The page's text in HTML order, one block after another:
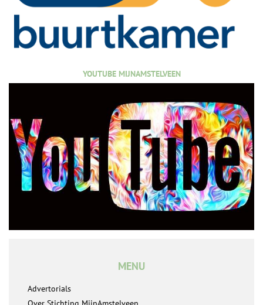
YOUTUBE MIJNAMSTELVEEN
MENU
Advertorials